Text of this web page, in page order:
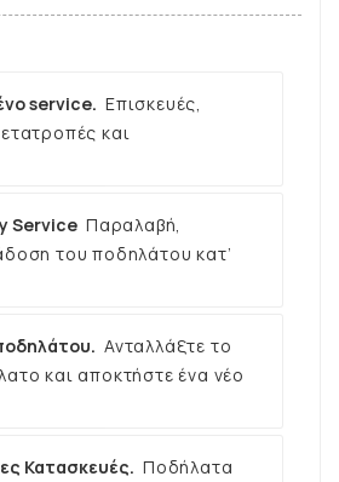
service. Επισκευές,
και
Service Παραλαβή,
του ποδηλάτου κατ’
Ανταλλάξτε το
και αποκτήστε ένα νέο
Κατασκευές. Ποδήλατα